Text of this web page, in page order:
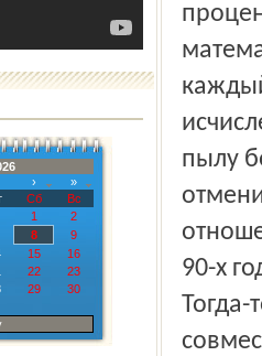
›
»
Сб
Вс
1
2
8
9
15
16
22
23
29
30
пылу
90-х
Тогда-